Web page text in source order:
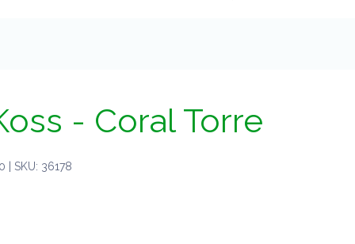
- Coral Torre
| SKU: 36178